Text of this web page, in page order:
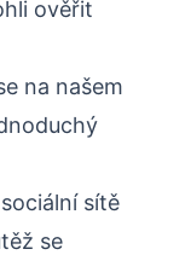
ověřit
na našem
sítě
se